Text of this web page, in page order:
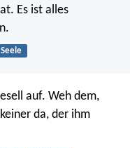
Es ist alles
Seele
auf. Weh dem,
da, der ihm